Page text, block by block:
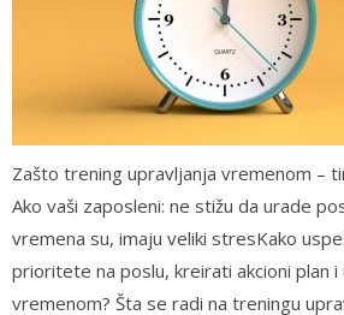
Zašto trening upravljanja vremenom –
Ako vaši zaposleni: ne stižu da urade
vremena su, imaju veliki stresKako
prioritete na poslu, kreirati akcioni plan
vremenom? Šta se radi na treningu